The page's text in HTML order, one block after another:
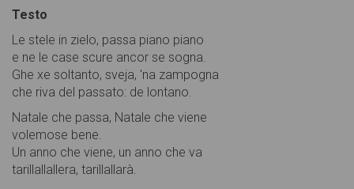
Testo
Le stele in zielo, passa piano piano
e ne le case scure ancor se sogna.
Ghe xe soltanto, sveja, 'na zampogna
che riva del passato: de lontano.
Natale che passa, Natale che viene
volemose bene.
Un anno che viene, un anno che va
tarillallallera, tarillallarà.